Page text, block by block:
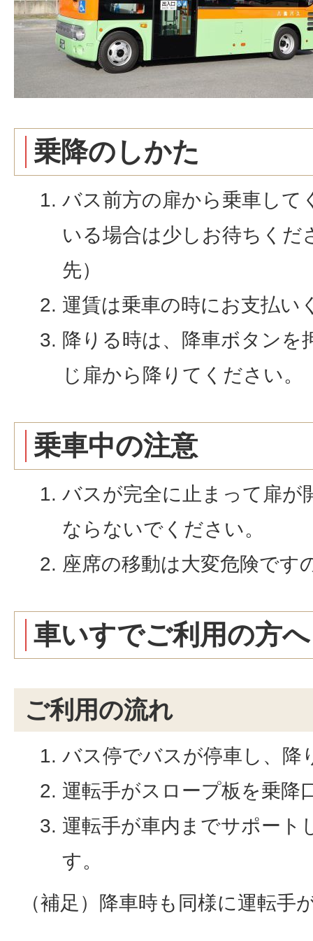
乗降のしかた
バス前方の扉から乗車して
いる場合は少しお待ちくだ
先）
運賃は乗車の時にお支払い
降りる時は、降車ボタンを
じ扉から降りてください。
乗車中の注意
バスが完全に止まって扉が
ならないでください。
座席の移動は大変危険です
車いすでご利用の方へ
ご利用の流れ
バス停でバスが停車し、降
運転手がスロープ板を乗降
運転手が車内までサポート
す。
（補足）降車時も同様に運転手